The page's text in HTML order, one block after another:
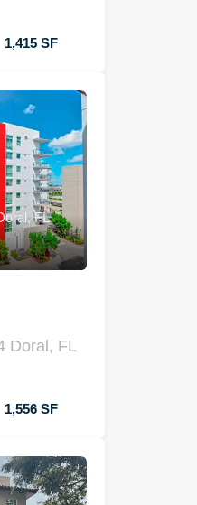
1,415 SF
FL
Doral, FL
1,556 SF